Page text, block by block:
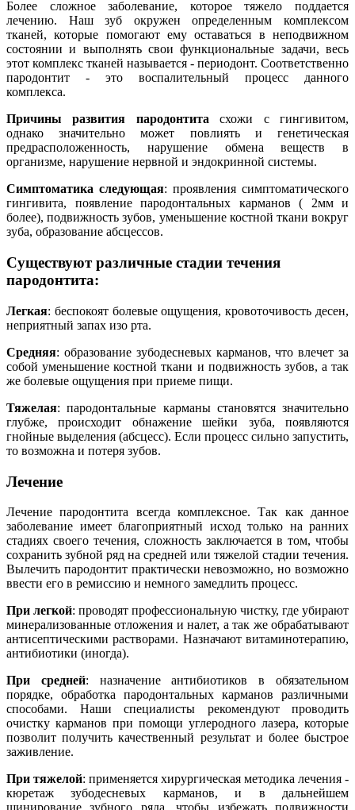
Более сложное заболевание, которое тяжело поддается
лечению. Наш зуб окружен определенным комплексом
тканей, которые помогают ему оставаться в неподвижном
состоянии и выполнять свои функциональные задачи, весь
этот комплекс тканей называется - периодонт. Соответственно
пародонтит - это воспалительный процесс данного
комплекса.
Причины развития пародонтитасхожи с гингивитом,
однако значительно может повлиять и генетическая
предрасположенность, нарушение обмена веществ в
организме, нарушение нервной и эндокринной системы.
Симптоматика следующая: проявления симптоматического
гингивита, появление пародонтальных карманов ( 2мм и
более), подвижность зубов, уменьшение костной ткани вокруг
зуба, образование абсцессов.
Существуют различные стадии течения
пародонтита:
Легкая: беспокоят болевые ощущения, кровоточивость десен,
неприятный запах изо рта.
Средняя: образование зубодесневых карманов, что влечет за
собой уменьшение костной ткани и подвижность зубов, а так
же болевые ощущения при приеме пищи.
Тяжелая: пародонтальные карманы становятся значительно
глубже, происходит обнажение шейки зуба, появляются
гнойные выделения (абсцесс). Если процесс сильно запустить,
то возможна и потеря зубов.
Лечение
Лечение пародонтита всегда комплексное. Так как данное
заболевание имеет благоприятный исход только на ранних
стадиях своего течения, сложность заключается в том, чтобы
сохранить зубной ряд на средней или тяжелой стадии течения.
Вылечить пародонтит практически невозможно, но возможно
ввести его в ремиссию и немного замедлить процесс.
При легкой: проводят профессиональную чистку, где убирают
минерализованные отложения и налет, а так же обрабатывают
антисептическими растворами. Назначают витаминотерапию,
антибиотики (иногда).
При средней: назначение антибиотиков в обязательном
порядке, обработка пародонтальных карманов различными
способами. Наши специалисты рекомендуют проводить
очистку карманов при помощи углеродного лазера, которые
позволит получить качественный результат и более быстрое
заживление.
При тяжелой: применяется хирургическая методика лечения -
кюретаж зубодесневых карманов, и в дальнейшем